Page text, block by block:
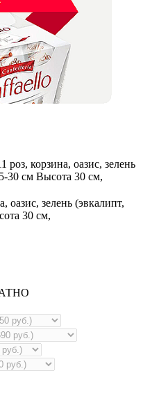
роз, корзина, оазис, зелень
30 см Высота 30 см,
оазис, зелень (эвкалипт,
30 см,